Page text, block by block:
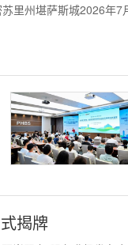
里州堪萨斯城2026年7
揭牌